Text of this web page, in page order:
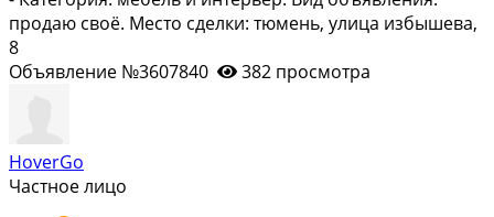
продаю своё. Место сделки: тюмень, улица избышева,
8
Объявление №3607840
382 просмотра
HoverGo
Частное лицо